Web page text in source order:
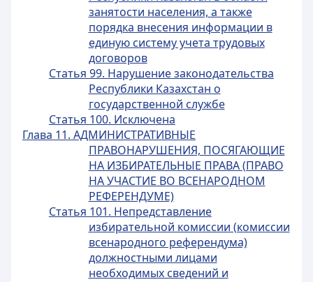
занятости населения, а также
порядка внесения информации в
единую систему учета трудовых
договоров
Статья 99. Нарушение законодательства
Республики Казахстан о
государственной службе
Статья 100. Исключена
Глава 11. АДМИНИСТРАТИВНЫЕ
ПРАВОНАРУШЕНИЯ, ПОСЯГАЮЩИЕ
НА ИЗБИРАТЕЛЬНЫЕ ПРАВА (ПРАВО
НА УЧАСТИЕ ВО ВСЕНАРОДНОМ
РЕФЕРЕНДУМЕ)
Статья 101. Непредставление
избирательной комиссии (комиссии
всенародного референдума)
должностными лицами
необходимых сведений и